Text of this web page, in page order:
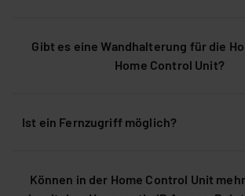
Gibt es eine Wandhalterung für die
Home Control Unit?
Ist ein Fernzugriff möglich?
Können in der Home Control Unit